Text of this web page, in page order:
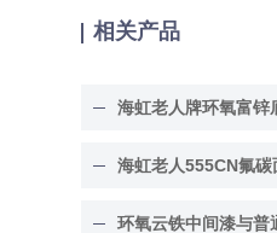
相关产品
海虹老人牌环氧富锌
海虹老人555CN氟
环氧云铁中间漆与普